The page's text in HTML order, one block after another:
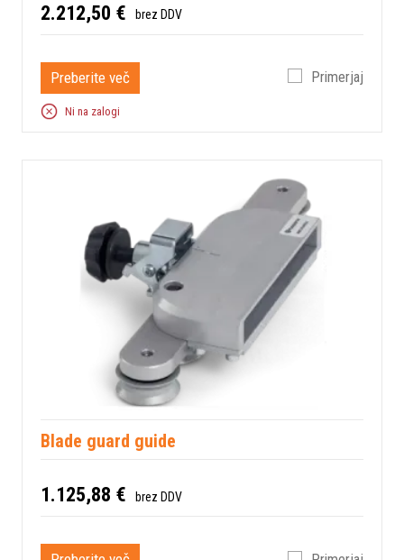
2.212,50 € brez DDV
Preberite več Primerjaj
Ni na zalogi
Blade guard guide
1.125,88 € brez DDV